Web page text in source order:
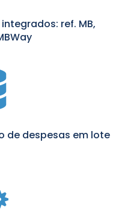
ref. MB,
de despesas em lote